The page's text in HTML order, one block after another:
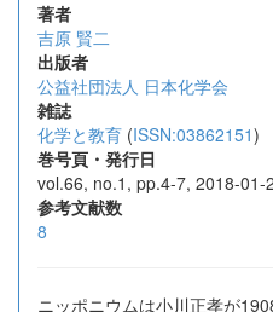
著者
吉原 賢二
出版者
公益社団法人 日本化学会
雑誌
化学と教育 (ISSN:03862151)
巻号頁・発行日
vol.66, no.1, pp.4-7, 2018-
参考文献数
8
ニッポニウムは小川正孝が